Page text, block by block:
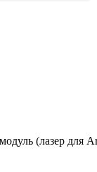
(лазер для